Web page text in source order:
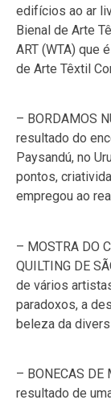
edifícios ao ar
Bienal de Arte
ART (WTA) que
de Arte Têxtil
– BORDAMOS
resultado do
Paysandú, no
pontos,
empregou ao
– MOSTRA DO
QUILTING DE
de vários
paradoxos, a
beleza da
– BONECAS DE
resultado de